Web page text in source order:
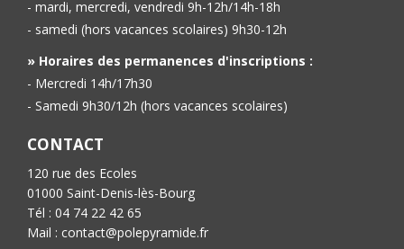
- mardi, mercredi, vendredi 9h-12h/14h-18h
- samedi (hors vacances scolaires) 9h30-12h
» Horaires des permanences d'inscriptions :
- Mercredi 14h/17h30
- Samedi 9h30/12h (hors vacances scolaires)
CONTACT
120 rue des Ecoles
01000 Saint-Denis-lès-Bourg
Tél : 04 74 22 42 65
Mail : contact@polepyramide.fr